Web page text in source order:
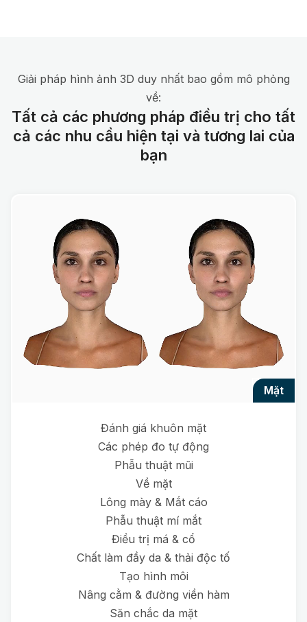
Giải pháp hình ảnh 3D duy nhất bao gồm mô phỏng
về:
Tất cả các phương pháp điều trị cho tất
cả các nhu cầu hiện tại và tương lai của
bạn
mặt
Đánh giá khuôn mặt
Các phép đo tự động
Phẫu thuật mũi
Về mặt
Lông mày & Mắt cáo
Phẫu thuật mí mắt
Điều trị má & cổ
Chất làm đầy da & thải độc tố
Tạo hình môi
Nâng cằm & đường viền hàm
Săn chắc da mặt